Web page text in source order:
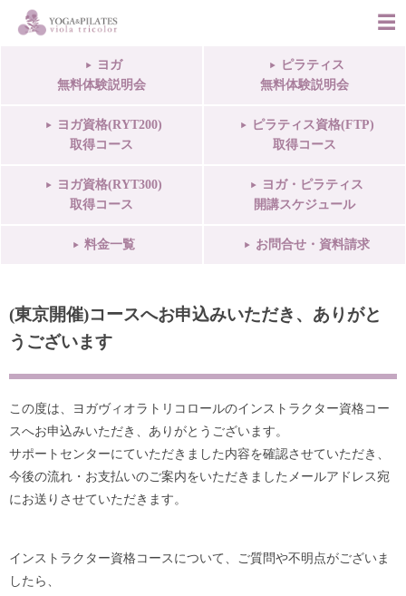
ヨガ
無料体験説明会
ピラティス
無料体験説明会
ヨガ資格(RYT200)
取得コース
ピラティス資格(FTP)
取得コース
ヨガ資格(RYT300)
取得コース
ヨガ・ピラティス
開講スケジュール
料金一覧 お問合せ・資料請求
(東京開催)コースへお申込みいただき、ありがと
うございます
この度は、ヨガヴィオラトリコロールのインストラクター資格コー
スへお申込みいただき、ありがとうございます。
サポートセンターにていただきました内容を確認させていただき、
今後の流れ・お支払いのご案内をいただきましたメールアドレス宛
にお送りさせていただきます。
インストラクター資格コースについて、ご質問や不明点がございま
したら、